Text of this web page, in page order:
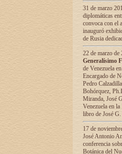
31 de marzo
diplomáticas
convoca con el
inauguró
de Rusia
22 de marzo
Generalísimo
de Venezuela
Encargado de
Pedro
Bohórquez,
Miranda, José
Venezuela en
libro de José
17 de
José Antonio
conferencia
Botánica del